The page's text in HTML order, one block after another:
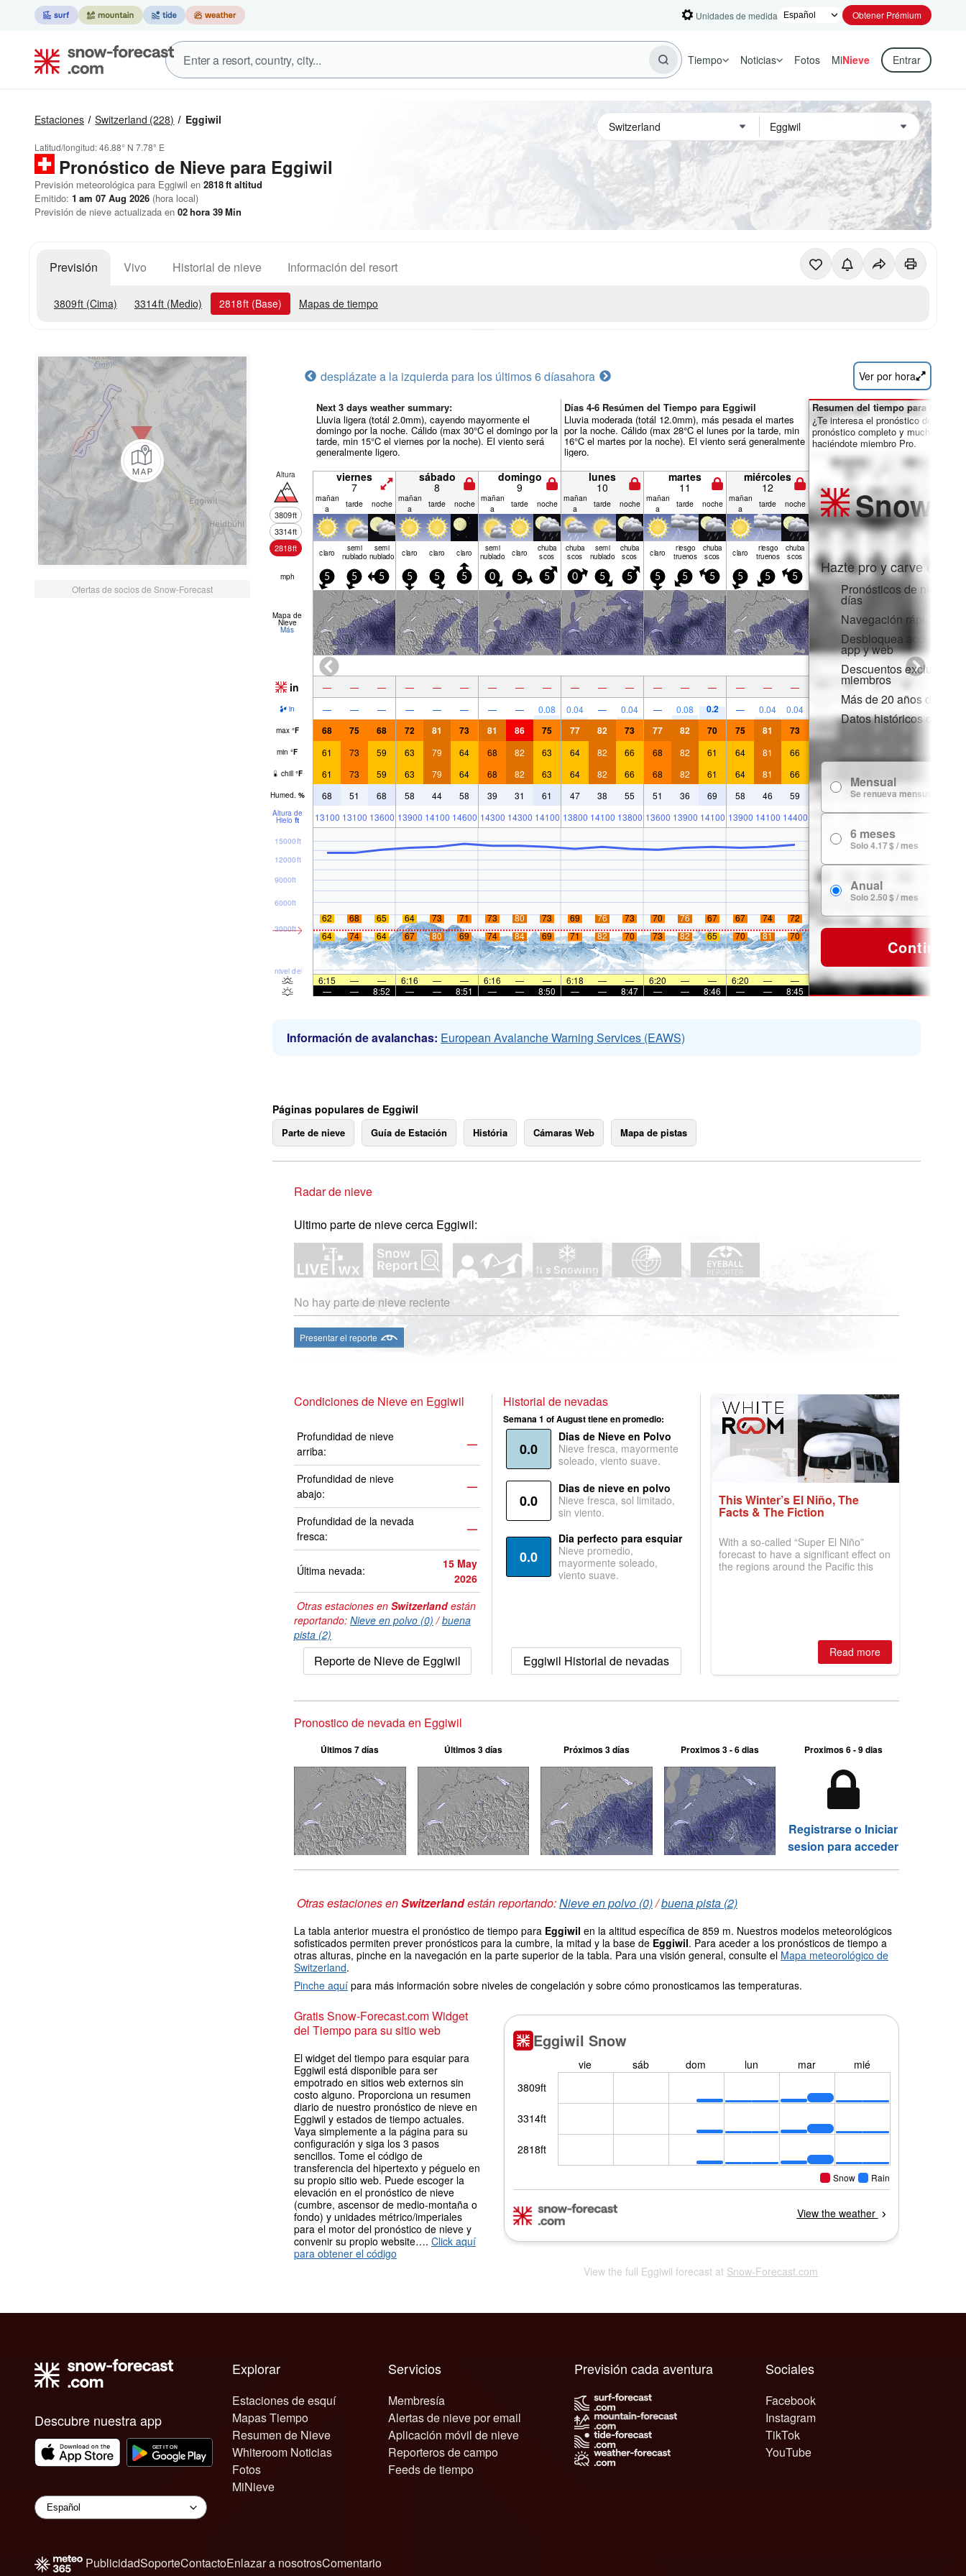
Unidades de medida Obtener Prémium
Tiempo Noticias Fotos MiNieve Entrar
Estaciones Switzerland (228) Eggiwil
Latitud/longitud:46.88° N 7.78° E
Pronóstico de Nieve para Eggiwil
Previsión meteorológica para Eggiwil en 2818ft altitud
Emitido: 1 am 07 Aug 2026 (hora local)
Previsión de nieve actualizada en 02hora 39Min
Previsión Vivo Historial de nieve Información del resort
3809ft (Cima) 3314ft (Medio) 2818ft (Base) Mapas de tiempo
Ofertas de socios de Snow-Forecast
desplázate a la izquierda para los últimos 6 díasahora Ver por hora
Next 3 days weather summary:
Lluvia ligera (totál 2.0mm), cayendo mayormente el
domingo por la noche. Cálido (max 30°C el domingo por la
tarde, min 15°C el viernes por la noche). El viento será
generalmente ligero.
Días 4-6 Resúmen del Tiempo para Eggiwil
Lluvia moderada (totál 12.0mm), más pesada el martes
por la noche. Cálido (max 28°C el lunes por la tarde, min
16°C el martes por la noche). El viento será generalmente
ligero.
Altura
3809ft
3314ft
2818ft
viernes
7
sábado
8
domingo
9
lunes
10
martes
11
miércoles
12
mañan
a
tarde noche mañan
a
tarde noche mañan
a
tarde noche mañan
a
tarde noche mañan
a
tarde noche mañan
a
tarde noche
claro semi
nublado
semi
nublado claro claro claro semi
nublado claro chuba
scos
chuba
scos
semi
nublado
chuba
scos claro riesgo
truenos
chuba
scos claro riesgo
truenos
chuba
scos
mph 5 5 5 5 5 5 0 5 5 0 5 5 5 5 5 5 5 5
Mapa de
Nieve
Más
in — — — — — — — — — — — — — — — — — —
in — — — — — — — — 0.08 0.04 — 0.04 — 0.08 0.2 — 0.04 0.04
max °F 68 75 68 72 81 73 81 86 75 77 82 73 77 82 70 75 81 73
min °F 61 73 59 63 79 64 68 82 63 64 82 66 68 82 61 64 81 66
chill °F 61 73 59 63 79 64 68 82 63 64 82 66 68 82 61 64 81 66
Humed. % 68 51 68 58 44 58 39 31 61 47 38 55 51 36 69 58 46 59
Altura de
Hielo ft 13100 13100 13600 13900 14100 14600 14300 14300 14100 13800 14100 13800 13600 13900 14100 13900 14100 14400
nivel del mar
3000ft
6000ft
9000ft
12000ft
15000ft
62 68 65 64 73 71 73 80 73 69 76 73 70 76 67 67 74
72
64
74 64 67 80 69 74 84 69 71 82 70 73 82 65 70 81 70
6:15 — — 6:16 — — 6:16 — — 6:18 — — 6:20 — — 6:20 —
—
—
— 8:52 — — 8:51 — — 8:50 — — 8:47 — — 8:46 — — 8:45
Resumen del tiempo para los días
¿Te interesa el pronóstico de 16
pronóstico completo y muchas más
haciéndote miembro Pro.
Snow
Hazte pro y carve en:
Pronósticos de nieve
días
Navegación rápida sin
Desbloquea acceso
app y web
Descuentos exclusivos
miembros
Más de 20 años de
Datos históricos de
Mensual
Se renueva mensualmente
6 meses
Solo 4.17 $ / mes
Anual
Solo 2.50 $ / mes
Continuar
Información de avalanchas: European Avalanche Warning Services (EAWS)
Páginas populares de Eggiwil
Parte de nieve Guía de Estación História Cámaras Web Mapa de pistas
Radar de nieve
Ultimo parte de nieve cerca Eggiwil:
No hay parte de nieve reciente
Presentar el reporte
Condiciones de Nieve en Eggiwil
Profundidad de nieve
arriba:
—
Profundidad de nieve
abajo:
—
Profundidad de la nevada
fresca:
—
Última nevada:
15 May
2026
Otras estaciones en Switzerlandestán
reportando: Nieve en polvo (0) /buena
pista (2)
Reporte de Nieve de Eggiwil
Historial de nevadas
Semana 1 of August tiene en promedio:
0.0
Dias de Nieve en Polvo
Nieve fresca, mayormente
soleado, viento suave.
0.0
Dias de nieve en polvo
Nieve fresca, sol limitado,
sin viento.
0.0
Dia perfecto para esquiar
Nieve promedio,
mayormente soleado,
viento suave.
Eggiwil Historial de nevadas
This Winter’s El Niño, The
Facts & The Fiction
With a so-called “Super El Niño”
forecast to have a significant effect on
the regions around the Pacific this
Read more
Pronostico de nevada en Eggiwil
Últimos 7 días Últimos 3 días Próximos 3 días Proximos 3 - 6 dias Proximos 6 - 9 dias
Registrarse o Iniciar
sesion para acceder
Otras estaciones enSwitzerlandestán reportando:Nieve en polvo (0)/buena pista (2)
La tabla anterior muestra el pronóstico de tiempo para Eggiwil en la altitud específica de 859 m. Nuestros modelos meteorológicos
sofisticados permiten prever pronósticos para la cumbre, la mitad y la base de Eggiwil. Para aceder a los pronósticos de tiempo a
otras alturas, pinche en la navegación en la parte superior de la tabla. Para una visión general, consulte el Mapa meteorológico de
Switzerland.
Pinche aquí para más información sobre niveles de congelación y sobre cómo pronosticamos las temperaturas.
Gratis Snow-Forecast.com Widget
del Tiempo para su sitio web
El widget del tiempo para esquiar para
Eggiwil está disponible para ser
empotrado en sitios web externos sin
costo alguno. Proporciona un resumen
diario de nuestro pronóstico de nieve en
Eggiwil y estados de tiempo actuales.
Vaya simplemente a la página para su
configuración y siga los 3 pasos
sencillos. Tome el código de
transferencia del hipertexto y péguelo en
su propio sitio web. Puede escoger la
elevación en el pronóstico de nieve
(cumbre, ascensor de medio-montaña o
fondo) y unidades métrico/imperiales
para el motor del pronóstico de nieve y
convenir su propio website…. Click aquí
para obtener el código
View the full Eggiwil forecast at Snow-Forecast.com
Descubre nuestra app
Explorar
Estaciones de esquí
Mapas Tiempo
Resumen de Nieve
Whiteroom Noticias
Fotos
MiNieve
Servicios
Membresía
Alertas de nieve por email
Aplicación móvil de nieve
Reporteros de campo
Feeds de tiempo
Sociales
Facebook
Instagram
TikTok
YouTube
Previsión cada aventura
PublicidadSoporteContactoEnlazar a nosotrosComentario